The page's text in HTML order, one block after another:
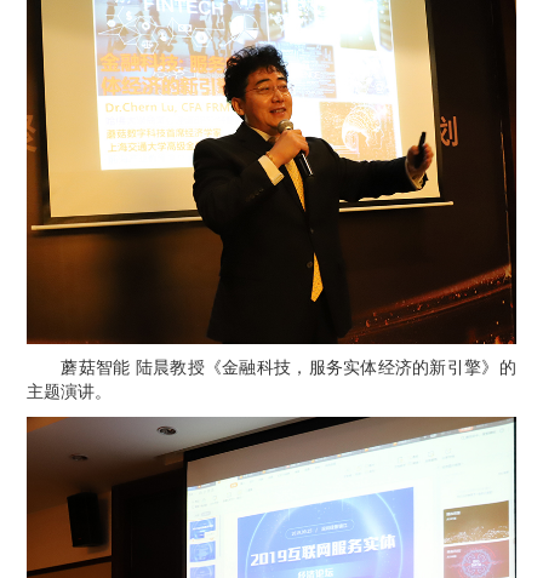
蘑菇智能 陆晨教授《金融科技，服务实体经济的新引擎》的
主题演讲。